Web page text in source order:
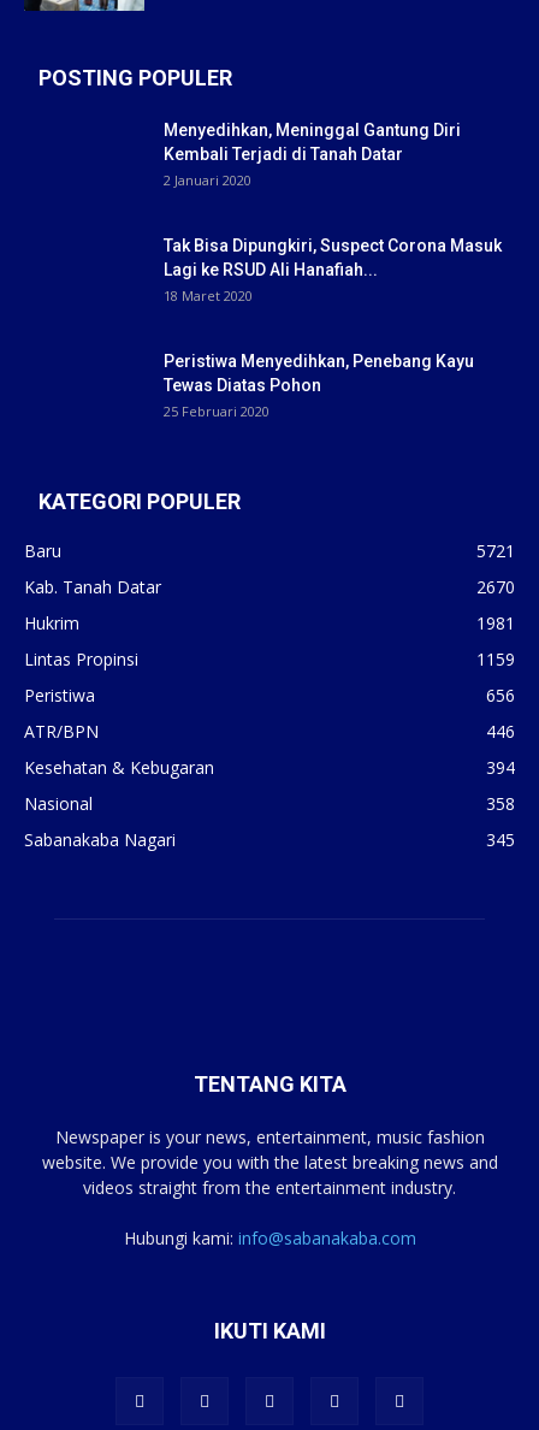
POSTING POPULER
Menyedihkan, Meninggal Gantung Diri
Kembali Terjadi di Tanah Datar
2 Januari 2020
Tak Bisa Dipungkiri, Suspect Corona Masuk
Lagi ke RSUD Ali Hanafiah...
18 Maret 2020
Peristiwa Menyedihkan, Penebang Kayu
Tewas Diatas Pohon
25 Februari 2020
KATEGORI POPULER
Baru
5721
Kab. Tanah Datar
2670
Hukrim
1981
Lintas Propinsi
1159
Peristiwa
656
ATR/BPN
446
Kesehatan & Kebugaran
394
Nasional
358
Sabanakaba Nagari
345
TENTANG KITA
Newspaper is your news, entertainment, music fashion
website. We provide you with the latest breaking news and
videos straight from the entertainment industry.
Hubungi kami: info@sabanakaba.com
IKUTI KAMI